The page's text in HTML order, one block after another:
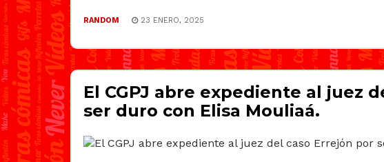
RANDOM 23 ENERO, 2025
El CGPJ abre expediente al juez
ser duro con Elisa Mouliaá.